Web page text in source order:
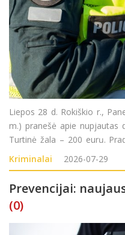
Liepos 28 d. Rokiškio r.,
m.) pranešė apie nupjautas
Turtinė žala – 200 eurų.
BK 187 str. (Turto
Kriminalai 2026-07-29
Prevencijai:
(0)